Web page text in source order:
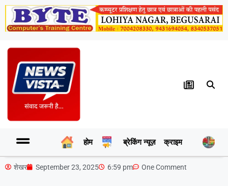
होम ब्रेकिंग न्यूज़ क्राइम
शेखर September 23, 2025 6:59 pm One Comment